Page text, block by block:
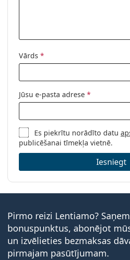
Vārds *
Jūsu e-pasta adrese *
Es piekrītu norādīto datu
publicēšanai tīmekļa vietnē.
Iesniegt
Pirmo reizi Lentiamo?
bonuspunktus, abonējot
un izvēlieties bezmaksas
pirmajam pasūtījumam.